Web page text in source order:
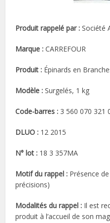
Produit rappelé par : Société
Marque : CARREFOUR
Produit : Épinards en
Modèle : Surgelés, 1 kg
Code-barres : 3 560 070 321
DLUO : 12 2015
N° lot : 18 3 357MA
Motif du rappel : Présence
précisions)
Modalités du rappel : Il est
produit à l’accueil de son